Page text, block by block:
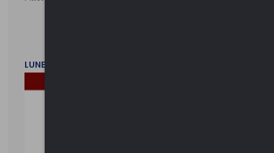
LUNEDì 2 FEBBRAIO 2026